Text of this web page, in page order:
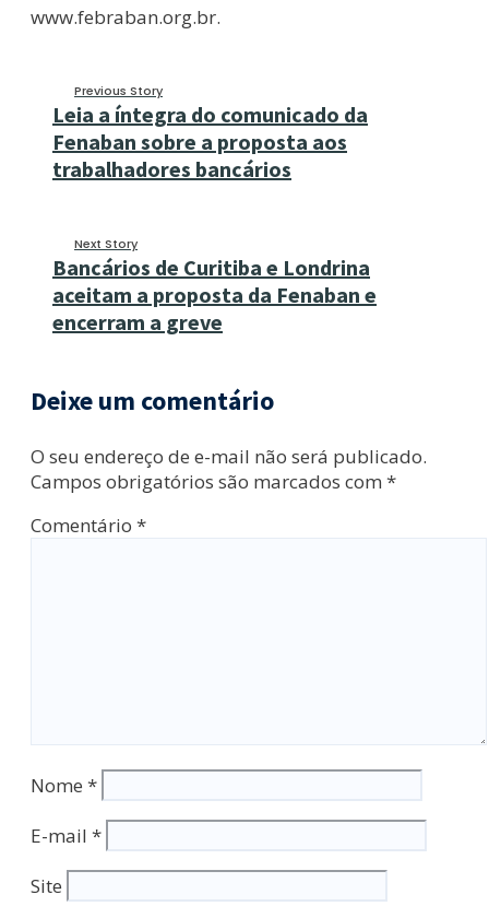
www.febraban.org.br.
Previous Story
Leia a íntegra do comunicado da
Fenaban sobre a proposta aos
trabalhadores bancários
Next Story
Bancários de Curitiba e Londrina
aceitam a proposta da Fenaban e
encerram a greve
Deixe um comentário
O seu endereço de e-mail não será publicado.
Campos obrigatórios são marcados com *
Comentário *
Nome *
E-mail *
Site